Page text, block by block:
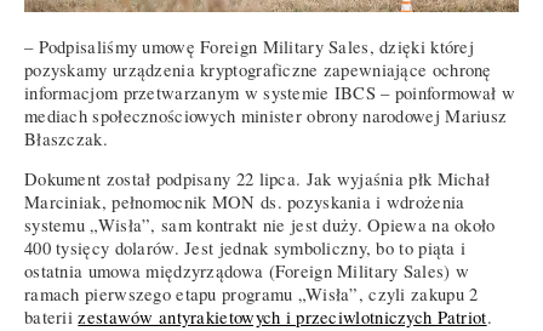
– Podpisaliśmy umowę Foreign Military Sales, dzięki której
pozyskamy urządzenia kryptograficzne zapewniające ochronę
informacjom przetwarzanym w systemie IBCS – poinformował w
mediach społecznościowych minister obrony narodowej Mariusz
Błaszczak.
Dokument został podpisany 22 lipca. Jak wyjaśnia płk Michał
Marciniak, pełnomocnik MON ds. pozyskania i wdrożenia
systemu „Wisła”, sam kontrakt nie jest duży. Opiewa na około
400 tysięcy dolarów. Jest jednak symboliczny, bo to piąta i
ostatnia umowa międzyrządowa (Foreign Military Sales) w
ramach pierwszego etapu programu „Wisła”, czyli zakupu 2
bateriizestawów antyrakietowych i przeciwlotniczych Patriot.